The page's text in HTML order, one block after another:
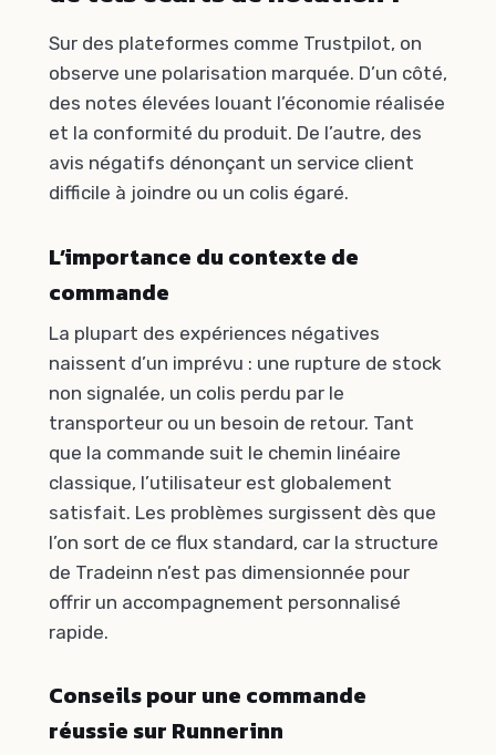
Sur des plateformes comme Trustpilot, on
observe une polarisation marquée. D’un côté,
des notes élevées louant l’économie réalisée
et la conformité du produit. De l’autre, des
avis négatifs dénonçant un service client
difficile à joindre ou un colis égaré.
L’importance du contexte de
commande
La plupart des expériences négatives
naissent d’un imprévu : une rupture de stock
non signalée, un colis perdu par le
transporteur ou un besoin de retour. Tant
que la commande suit le chemin linéaire
classique, l’utilisateur est globalement
satisfait. Les problèmes surgissent dès que
l’on sort de ce flux standard, car la structure
de Tradeinn n’est pas dimensionnée pour
offrir un accompagnement personnalisé
rapide.
Conseils pour une commande
réussie sur Runnerinn